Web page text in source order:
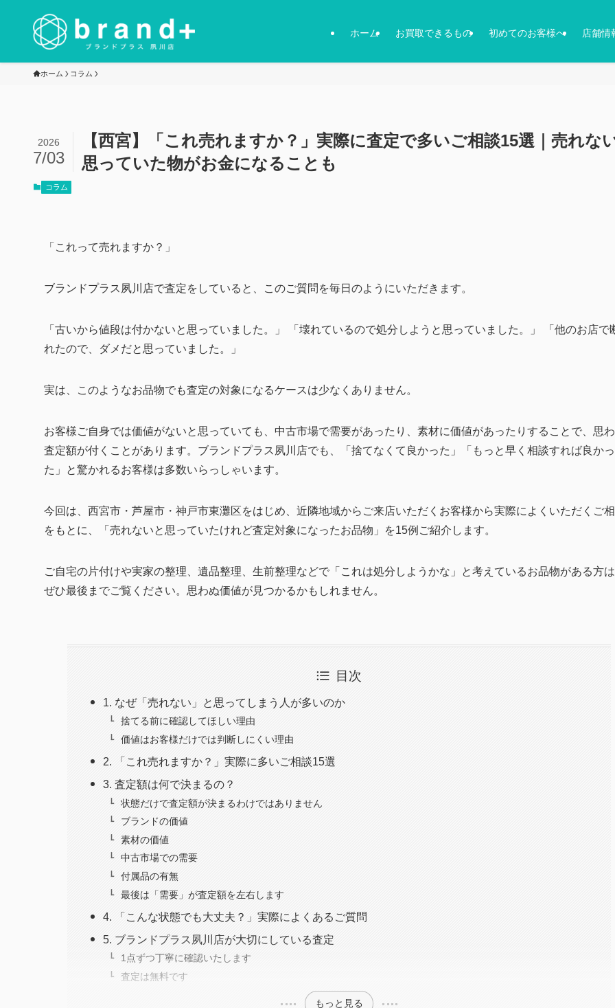
ホーム お買取できるもの 初めてのお客様へ 店舗情
ホーム コラム
【西宮】「これ売れますか？」実際に査定で多いご相談15選｜売れな
思っていた物がお金になることも
2026
7/03
コラム
「これって売れますか？」
ブランドプラス夙川店で査定をしていると、このご質問を毎日のようにいただきます。
「古いから値段は付かないと思っていました。」 「壊れているので処分しようと思っていました。」 「他のお店で
れたので、ダメだと思っていました。」
実は、このようなお品物でも査定の対象になるケースは少なくありません。
お客様ご自身では価値がないと思っていても、中古市場で需要があったり、素材に価値があったりすることで、思
査定額が付くことがあります。ブランドプラス夙川店でも、「捨てなくて良かった」「もっと早く相談すれば良かっ
た」と驚かれるお客様は多数いらっしゃいます。
今回は、西宮市・芦屋市・神戸市東灘区をはじめ、近隣地域からご来店いただくお客様から実際によくいただくご
をもとに、「売れないと思っていたけれど査定対象になったお品物」を15例ご紹介します。
ご自宅の片付けや実家の整理、遺品整理、生前整理などで「これは処分しようかな」と考えているお品物がある方は
ぜひ最後までご覧ください。思わぬ価値が見つかるかもしれません。
目次
1. なぜ「売れない」と思ってしまう人が多いのか
捨てる前に確認してほしい理由
価値はお客様だけでは判断しにくい理由
2. 「これ売れますか？」実際に多いご相談15選
3. 査定額は何で決まるの？
状態だけで査定額が決まるわけではありません
ブランドの価値
素材の価値
中古市場での需要
付属品の有無
最後は「需要」が査定額を左右します
4. 「こんな状態でも大丈夫？」実際によくあるご質問
5. ブランドプラス夙川店が大切にしている査定
1点ずつ丁寧に確認いたします
査定は無料です
もっと見る